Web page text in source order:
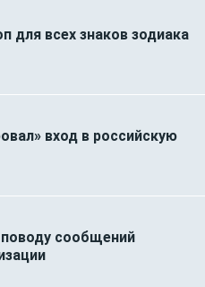
для всех знаков зодиака
вход в российскую
сообщений